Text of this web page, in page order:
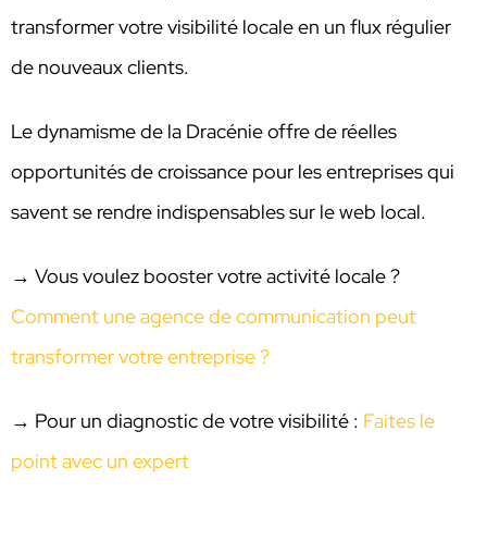
transformer votre visibilité locale en un flux régulier
de nouveaux clients.
Le dynamisme de la Dracénie offre de réelles
opportunités de croissance pour les entreprises qui
savent se rendre indispensables sur le web local.
→ Vous voulez booster votre activité locale ?
Comment une agence de communication peut
transformer votre entreprise ?
→ Pour un diagnostic de votre visibilité : Faites le
point avec un expert